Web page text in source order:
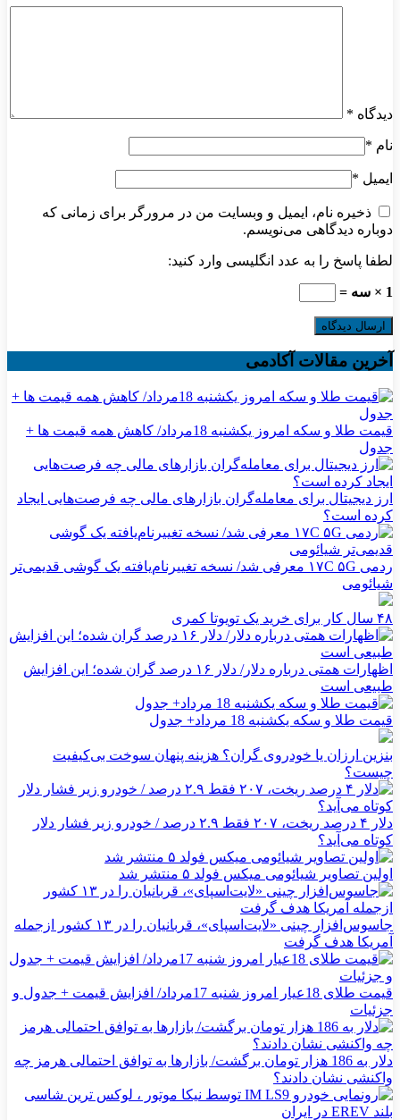
دیدگاه *
نام *
ایمیل *
ذخیره نام، ایمیل و وبسایت من در مرورگر برای زمانی که
دوباره دیدگاهی می‌نویسم.
لطفا پاسخ را به عدد انگلیسی وارد کنید:
1 × سه =
آخرین مقالات آکادمی
قیمت طلا و سکه امروز یکشنبه 18مرداد/ کاهش همه قیمت ها +
جدول
ارز دیجیتال برای معامله‌گران بازارهای مالی چه فرصت‌هایی ایجاد
کرده است؟
ردمی ۱۷C ۵G معرفی شد/ نسخه تغییرنام‌یافته یک گوشی قدیمی‌تر
شیائومی
۴۸ سال کار برای خرید یک تویوتا کمری
اظهارات همتی درباره دلار/ دلار ۱۶ درصد گران شده؛ این افزایش
طبیعی است
قیمت طلا و سکه یکشنبه 18 مرداد+ جدول
بنزین ارزان یا خودروی گران؟ هزینه پنهان سوخت بی‌کیفیت
چیست؟
دلار ۴ درصد ریخت، ۲۰۷ فقط ۲.۹ درصد / خودرو زیر فشار دلار
کوتاه می‌آید؟
اولین تصاویر شیائومی میکس فولد ۵ منتشر شد
جاسوس‌افزار چینی «لایت‌اسپای»، قربانیان را در ۱۳ کشور ازجمله
آمریکا هدف گرفت
قیمت طلای 18عیار امروز شنبه 17مرداد/ افزایش قیمت + جدول و
جزئیات
دلار به 186 هزار تومان برگشت/ بازارها به توافق احتمالی هرمز چه
واکنشی نشان دادند؟